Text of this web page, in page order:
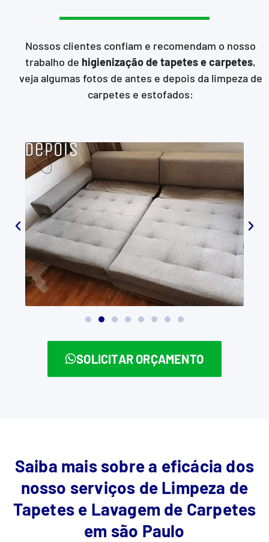
Nossos clientes confiam e recomendam o nosso
trabalho de higienização de tapetes e carpetes,
veja algumas fotos de antes e depois da limpeza de
carpetes e estofados:
SOLICITAR ORÇAMENTO
Saiba mais sobre a eficácia dos
nosso serviços de Limpeza de
Tapetes e Lavagem de Carpetes
em são Paulo